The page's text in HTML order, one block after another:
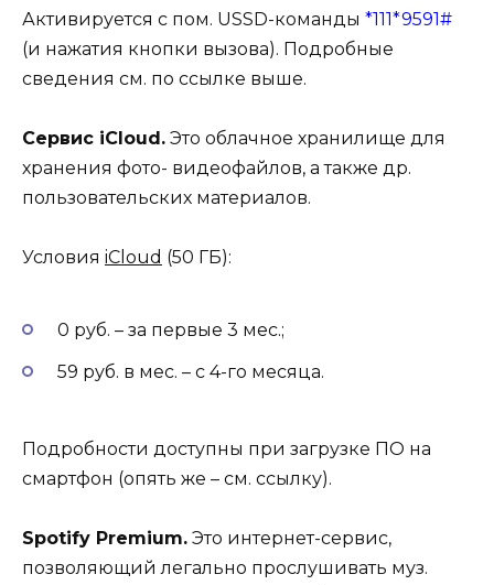
Активируется с пом. USSD-команды *111*9591#
(и нажатия кнопки вызова). Подробные
сведения см. по ссылке выше.
Сервис iCloud. Это облачное хранилище для
хранения фото- видеофайлов, а также др.
пользовательских материалов.
Условия iCloud (50 ГБ):
0 руб. – за первые 3 мес.;
59 руб. в мес. – с 4-го месяца.
Подробности доступны при загрузке ПО на
смартфон (опять же – см. ссылку).
Spotify Premium. Это интернет-сервис,
позволяющий легально прослушивать муз.